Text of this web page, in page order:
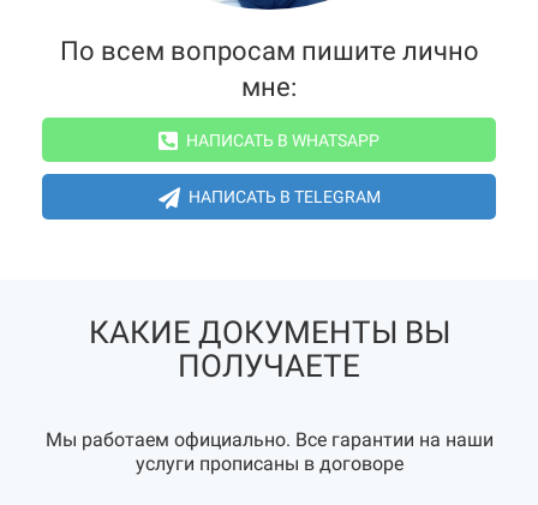
По всем вопросам пишите лично
мне:
НАПИСАТЬ В WHATSAPP
НАПИСАТЬ В TELEGRAM
КАКИЕ ДОКУМЕНТЫ ВЫ
ПОЛУЧАЕТЕ
Мы работаем официально. Все гарантии на наши
услуги прописаны в договоре